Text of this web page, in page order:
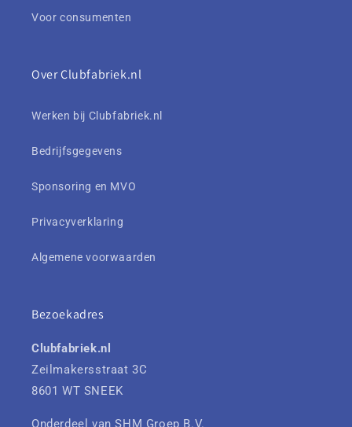
Voor consumenten
Over Clubfabriek.nl
Werken bij Clubfabriek.nl
Bedrijfsgegevens
Sponsoring en MVO
Privacyverklaring
Algemene voorwaarden
Bezoekadres
Clubfabriek.nl
Zeilmakersstraat 3C
8601 WT SNEEK
Onderdeel van SHM Groep B.V.